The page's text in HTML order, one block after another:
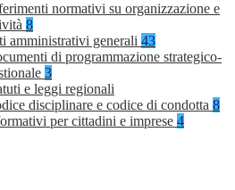
normativi su organizzazione e
8
amministrativi generali 43
di programmazione strategico-
3
e leggi regionali
disciplinare e codice di condotta 8
per cittadini e imprese 4